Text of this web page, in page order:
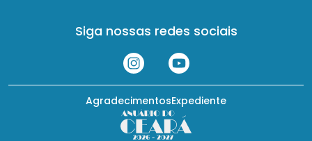
Siga nossas redes sociais
Expediente
Agradecimentos